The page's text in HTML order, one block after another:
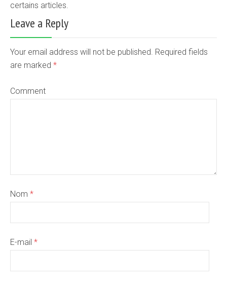
certains articles.
Leave a Reply
Your email address will not be published. Required fields
are marked *
Comment
Nom *
E-mail *